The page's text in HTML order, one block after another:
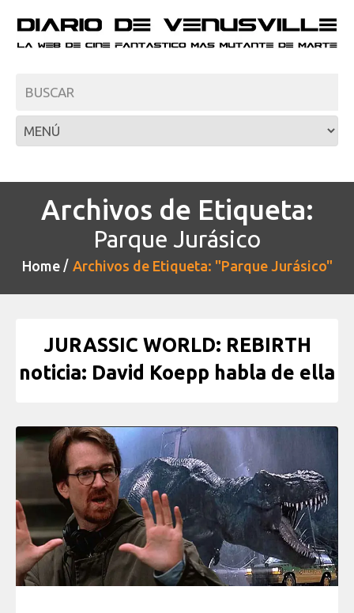
Archivos de Etiqueta:
Parque Jurásico
Home Archivos de Etiqueta: "Parque Jurásico"
JURASSIC WORLD: REBIRTH
noticia: David Koepp habla de ella